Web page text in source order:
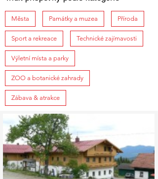
Města Památky a muzea Příroda
Sport a rekreace Technické zajímavosti
Výletní místa a parky
ZOO a botanické zahrady
Zábava & atrakce